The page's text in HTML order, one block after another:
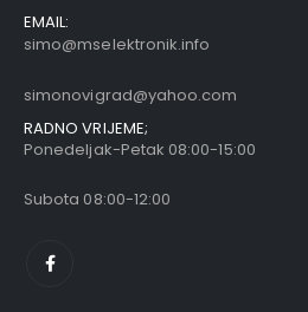
EMAIL:
simo@mselektronik.info
simonovigrad@yahoo.com
RADNO VRIJEME;
Ponedeljak-Petak 08:00-15:00
Subota 08:00-12:00